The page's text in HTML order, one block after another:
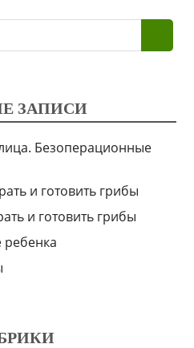
ЗАПИСИ
Безоперационные
и готовить грибы
и готовить грибы